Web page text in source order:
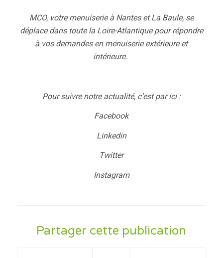
MCO, votre menuiserie à Nantes et La Baule, se
déplace dans toute la Loire-Atlantique pour répondre
à vos demandes enmenuiserie extérieureet
intérieure.
Pour suivre notre actualité, c’est par ici :
Facebook
Linkedin
Twitter
Instagram
Partager cette publication